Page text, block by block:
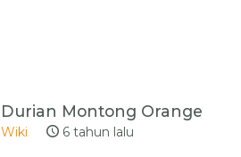
Durian Montong Orange
Wiki 6 tahun lalu